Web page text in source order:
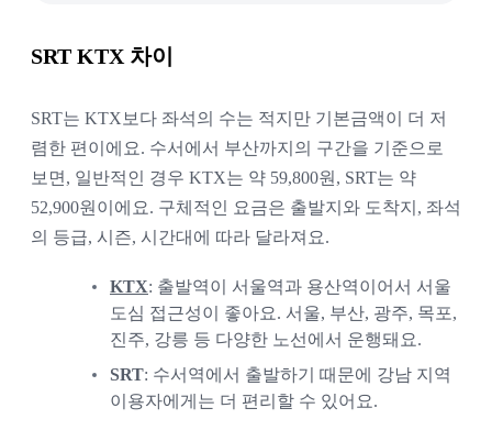
SRT KTX 차이
SRT는 KTX보다 좌석의 수는 적지만 기본금액이 더 저
렴한 편이에요. 수서에서 부산까지의 구간을 기준으로
보면, 일반적인 경우 KTX는 약 59,800원, SRT는 약
52,900원이에요. 구체적인 요금은 출발지와 도착지, 좌석
의 등급, 시즌, 시간대에 따라 달라져요.
KTX: 출발역이 서울역과 용산역이어서 서울
도심 접근성이 좋아요. 서울, 부산, 광주, 목포,
진주, 강릉 등 다양한 노선에서 운행돼요.
SRT: 수서역에서 출발하기 때문에 강남 지역
이용자에게는 더 편리할 수 있어요.